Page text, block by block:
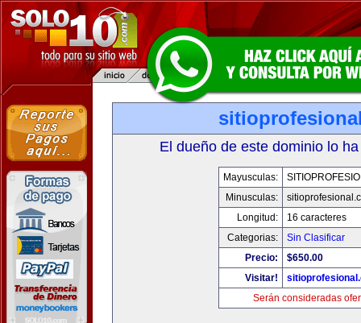
El dueño de este dominio lo
Mayusculas:
Minusculas:
Longitud:
16 caracteres
Categorias:
Sin Clasificar
Precio:
$650.00
Visitar!
Serán consideradas